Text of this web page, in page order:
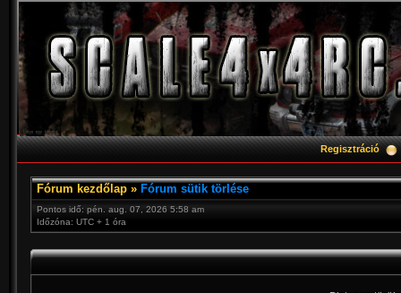
Regisztráció
Fórum kezdőlap » Fórum sütik törlése
Pontos idő: pén. aug. 07, 2026 5:58 am
Időzóna: UTC + 1 óra